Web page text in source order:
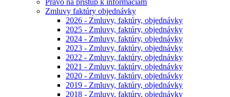
Právo na prístup k informáciám
Zmluvy faktúry objednávky
2026 - Zmluvy, faktúry, objednávky
2025 - Zmluvy, faktúry, objednávky
2024 - Zmluvy, faktúry, objednávky
2023 - Zmluvy, faktúry, objednávky
2022 - Zmluvy, faktúry, objednávky
2021 - Zmluvy, faktúry, objednávky
2020 - Zmluvy, faktúry, objednávky
2019 - Zmluvy, faktúry, objednávky
2018 - Zmluvy, faktúry, objednávky